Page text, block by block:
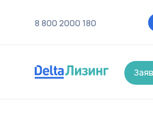
8 800 2000 180